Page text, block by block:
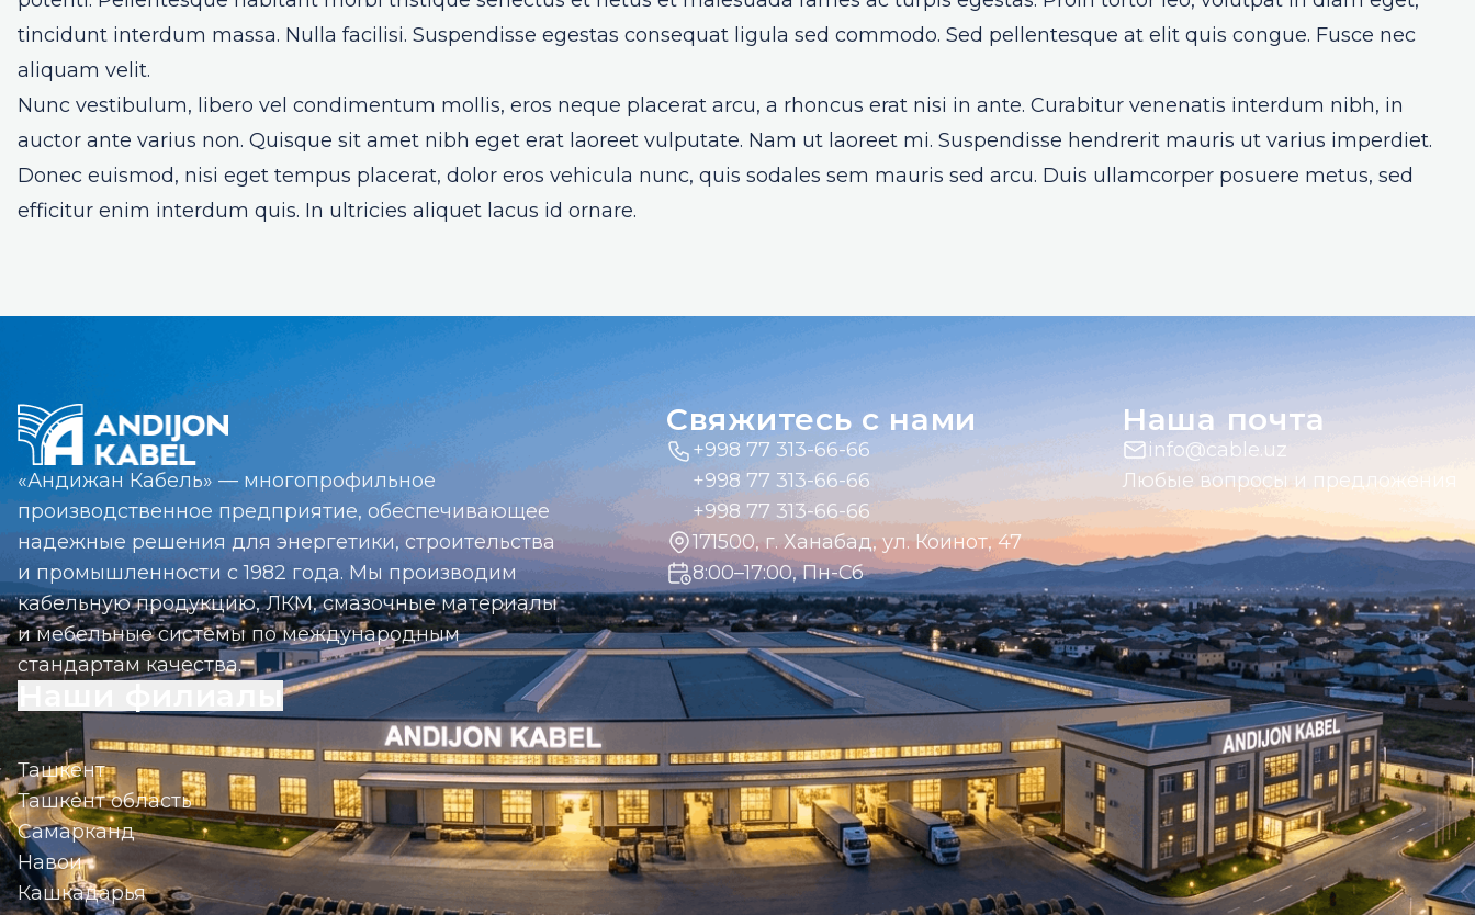
tincidunt interdum massa. Nulla facilisi. Suspendisse egestas consequat ligula sed commodo. Sed pellentesque at elit quis congue. Fusce nec
aliquam velit.
Nunc vestibulum, libero vel condimentum mollis, eros neque placerat arcu, a rhoncus erat nisi in ante. Curabitur venenatis interdum nibh, in
auctor ante varius non. Quisque sit amet nibh eget erat laoreet vulputate. Nam ut laoreet mi. Suspendisse hendrerit mauris ut varius imperdiet.
Donec euismod, nisi eget tempus placerat, dolor eros vehicula nunc, quis sodales sem mauris sed arcu. Duis ullamcorper posuere metus, sed
efficitur enim interdum quis. In ultricies aliquet lacus id ornare.
«Андижан Кабель» — многопрофильное
производственное предприятие, обеспечивающее
надежные решения для энергетики, строительства
и промышленности с 1982 года. Мы производим
кабельную продукцию, ЛКМ, смазочные материалы
и мебельные системы по международным
стандартам качества.
Свяжитесь с нами
+998 77 313-66-66
+998 77 313-66-66
+998 77 313-66-66
171500, г. Ханабад, ул. Коинот, 47
8:00–17:00, Пн-Сб
Наша почта
info@cable.uz
Любые вопросы и предложения
Наши филиалы
Ташкент
Ташкент область
Самарканд
Навои
Кашкадарья